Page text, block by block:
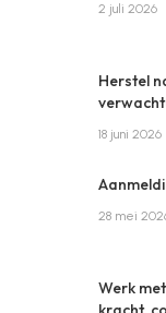
2 juli 2026
Herstel
18 juni 2026
28 mei
Werk